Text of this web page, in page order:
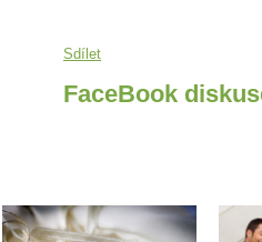
Sdílet
FaceBook